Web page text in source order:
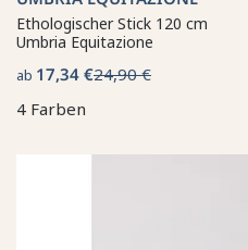
Ethologischer Stick 120 cm
Umbria Equitazione
ab 17,34 €24,90 €
4 Farben